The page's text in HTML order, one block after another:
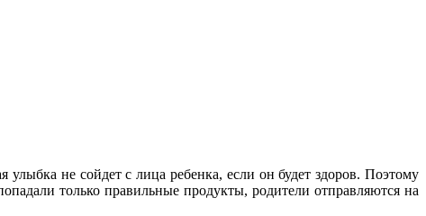
не сойдет с лица ребенка, если он будет здоров. Поэтому
только правильные продукты, родители отправляются на